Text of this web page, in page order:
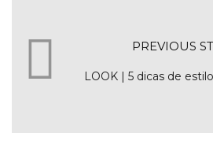
PREVIOUS
LOOK | 5 dicas de